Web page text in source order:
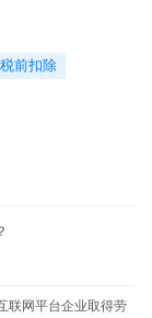
税前扣除